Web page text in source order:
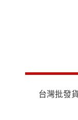
台灣批發